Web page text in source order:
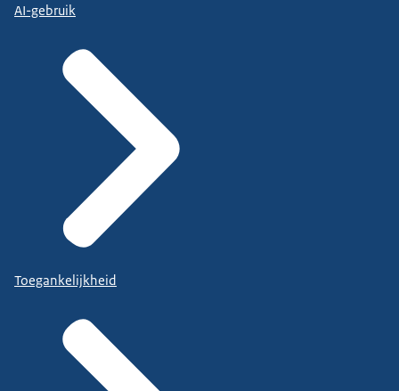
AI-gebruik
Toegankelijkheid